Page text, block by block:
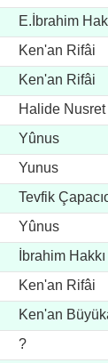
E.İbrahim
Ken'an Rifâi
Ken'an Rifâi
Halide
Yûnus
Yunus
Tevfik
Yûnus
İbrahim
Ken'an Rifâi
Ken'an
?